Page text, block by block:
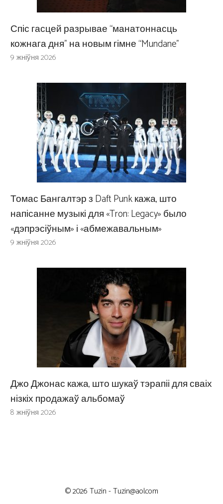
Спіс гасцей разрывае “манатоннасць
кожнага дня” на новым гімне “Mundane”
9 жніўня 2026
Томас Бангалтэр з Daft Punk кажа, што
напісанне музыкі для «Tron: Legacy» было
«дэпрэсіўным» і «абмежавальным»
9 жніўня 2026
Джо Джонас кажа, што шукаў тэрапіі для сваіх
нізкіх продажаў альбомаў
8 жніўня 2026
© 2026 Tuzin -Tuzin@aol.com